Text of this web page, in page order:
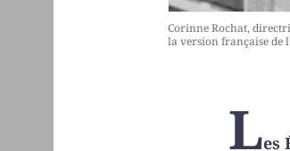
Corinne Rochat,
la version française de
Les